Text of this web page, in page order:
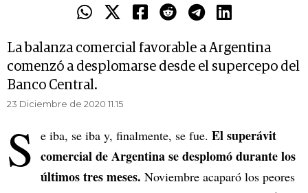
La balanza comercial favorable a Argentina
comenzó a desplomarse desde el supercepo del
Banco Central.
23 Diciembre de 2020 11.15
S e iba, se iba y, finalmente, se fue. El superávit
comercial de Argentina se desplomó durante los
últimos tres meses. Noviembre acaparó los peores